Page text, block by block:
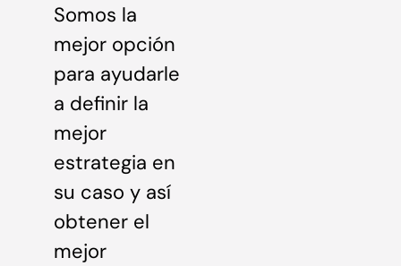
Somos la
mejor opción
para ayudarle
a definir la
mejor
estrategia en
su caso y así
obtener el
mejor